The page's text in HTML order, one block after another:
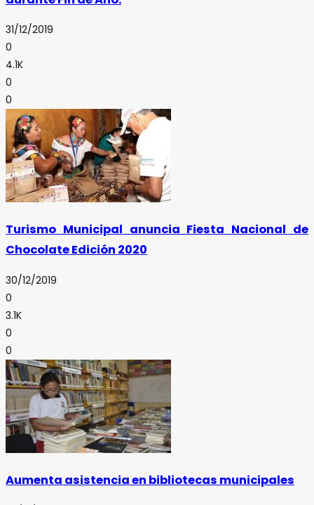
31/12/2019
0
4.1K
0
0
Turismo Municipal anuncia Fiesta Nacional de
Chocolate Edición 2020
30/12/2019
0
3.1K
0
0
Aumenta asistencia en bibliotecas municipales